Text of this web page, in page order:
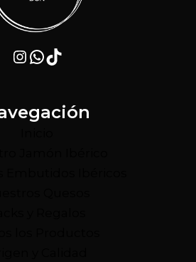
InstagramWhatsApp TikTok